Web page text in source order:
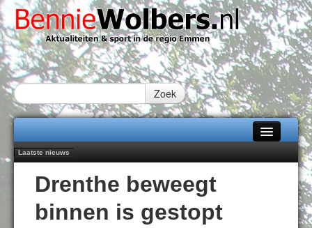
Zoek
Home
Alle categorieën
Over Bennie Wolbers
Laatste nieuws
nieuwe rugsponsor
Najaar '26 staat live!
102 kaarsen voor eeuwling Mieke Sijbom-Maatje
Emmen wint op Open Dag overtuigend van Almere City
Drenthe beweegt
binnen is gestopt